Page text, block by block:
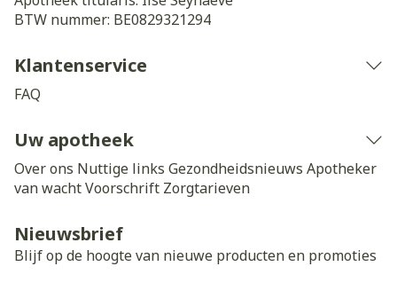
BTW nummer: BE0829321294
Klantenservice
FAQ
Uw apotheek
Over ons Nuttige links Gezondheidsnieuws Apotheker
van wachtVoorschrift Zorgtarieven
Nieuwsbrief
Blijf op de hoogte van nieuwe producten en promoties